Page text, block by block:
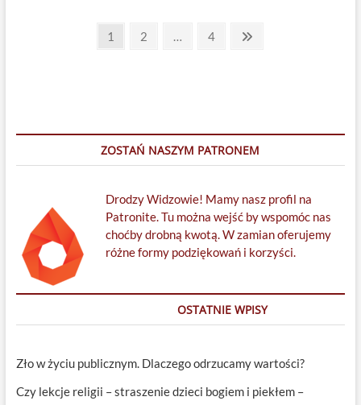
Stronicowanie
Page
1 Page
2 Page
4
ZOSTAŃ NASZYM PATRONEM
Drodzy Widzowie! Mamy nasz profil na
Patronite. Tu można wejść by wspomóc nas
choćby drobną kwotą. W zamian oferujemy
różne formy podziękowań i korzyści.
OSTATNIE WPISY
Zło w życiu publicznym. Dlaczego odrzucamy wartości?
Czy lekcje religii – straszenie dzieci bogiem i piekłem –